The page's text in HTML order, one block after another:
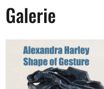
Galerie